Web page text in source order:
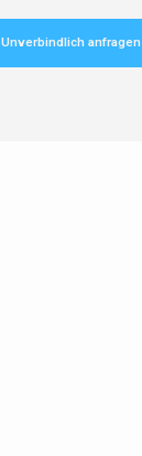
Unverbindlich anfragen